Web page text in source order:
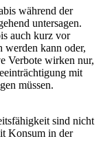
während der
untersagen.
auch kurz vor
werden kann oder,
Verbote wirken nur,
mit
müssen.
sind nicht
Konsum in der